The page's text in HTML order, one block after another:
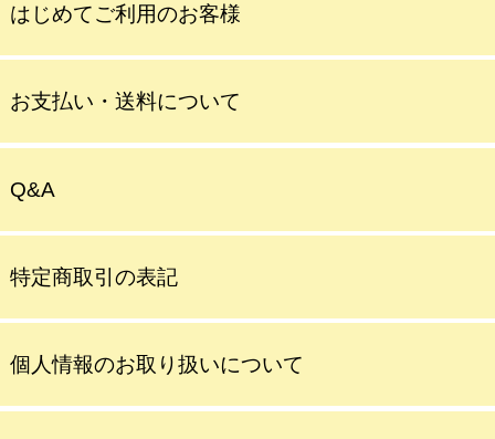
はじめてご利用のお客様
お支払い・送料について
Q&A
特定商取引の表記
個人情報のお取り扱いについて